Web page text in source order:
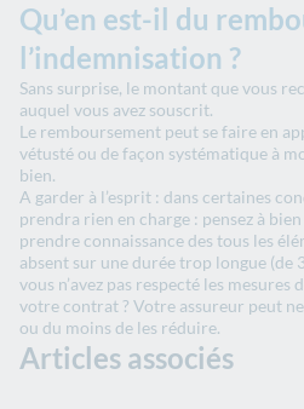
Qu’en est-il du
l’indemnisation ?
Sans surprise, le montant que vous
auquel vous avez souscrit.
Le remboursement peut se faire en
vétusté ou de façon systématique à
bien.
A garder à l’esprit : dans certaines
prendra rien en charge : pensez à
prendre connaissance des tous les
absent sur une durée trop longue (de
vous n’avez pas respecté les
votre contrat ? Votre assureur peut
ou du moins de les réduire.
Articles associés